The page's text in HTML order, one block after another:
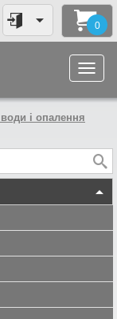
0
і опалення